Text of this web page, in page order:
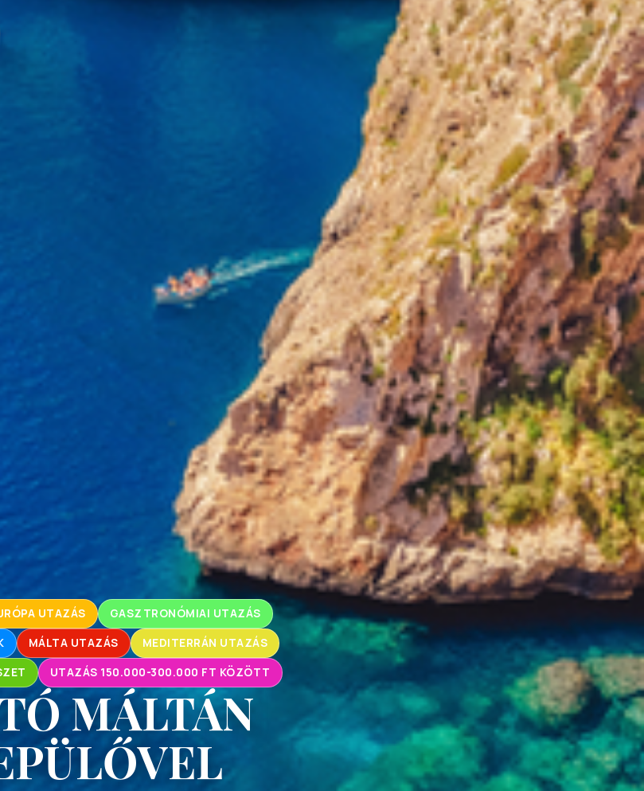
UTAZÁS GASZTRONÓMIAI UTAZÁS
MÁLTA UTAZÁS MEDITERRÁN UTAZÁS
UTAZÁS 150.000-300.000 FT KÖZÖTT
MÁLTÁN